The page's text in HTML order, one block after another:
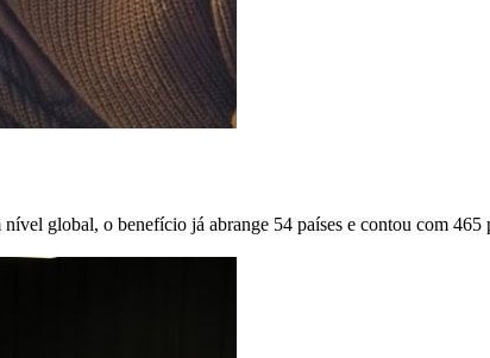
global, o benefício já abrange 54 países e contou com 465